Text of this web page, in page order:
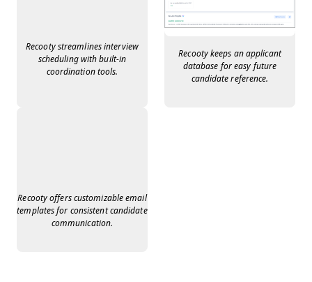
Recooty streamlines interview
scheduling with built-in
coordination tools.
Recooty keeps an applicant
database for easy future
candidate reference.
Recooty offers customizable email
templates for consistent candidate
communication.